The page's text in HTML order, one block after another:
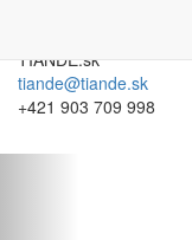
TIANDE.sk
tiande@tiande.sk
+421 903 709 998